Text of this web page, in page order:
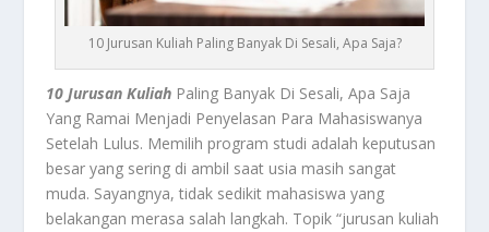
10 Jurusan Kuliah Paling Banyak Di Sesali, Apa Saja?
10 Jurusan Kuliah Paling Banyak Di Sesali, Apa Saja
Yang Ramai Menjadi Penyelasan Para Mahasiswanya
Setelah Lulus. Memilih program studi adalah keputusan
besar yang sering di ambil saat usia masih sangat
muda. Sayangnya, tidak sedikit mahasiswa yang
belakangan merasa salah langkah. Topik “jurusan kuliah